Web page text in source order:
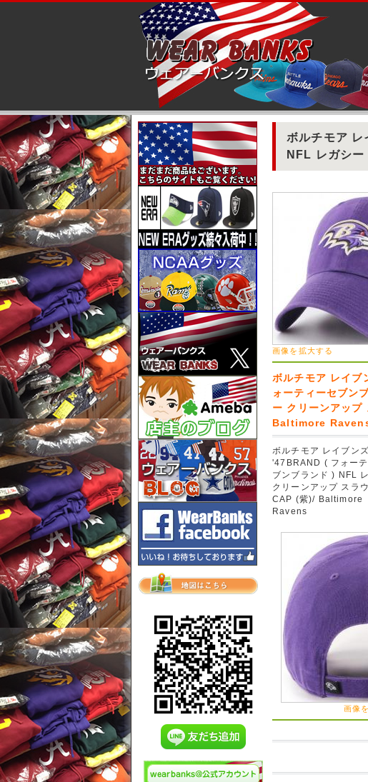
ボルチモア
NFL レガシ
画像を拡大する
ボルチモア レイ
ォーティーセブン
ー クリーンアッ
Baltimore
ボルチモア レイブンズ
'47BRAND ( フォー
ブンブランド ) NFL
クリーンアップ スラ
CAP (紫)/ Baltimore
Ravens
画像